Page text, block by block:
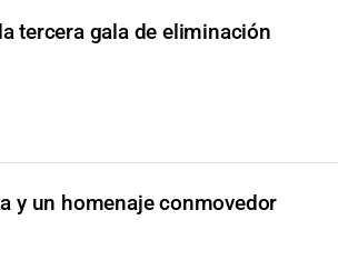
tercera gala de eliminación
y un homenaje conmovedor